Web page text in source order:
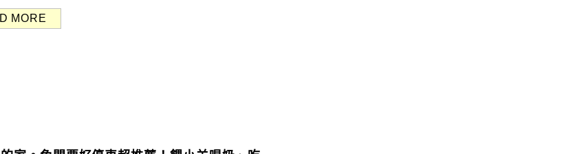
MORE